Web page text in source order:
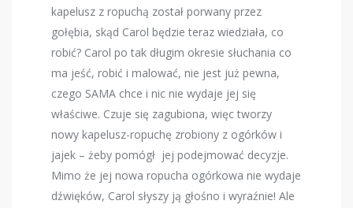
kapelusz z ropuchą został porwany przez
gołębia, skąd Carol będzie teraz wiedziała, co
robić? Carol po tak długim okresie słuchania co
ma jeść, robić i malować, nie jest już pewna,
czego SAMA chce i nic nie wydaje jej się
właściwe. Czuje się zagubiona, więc tworzy
nowy kapelusz-ropuchę zrobiony z ogórków i
jajek – żeby pomógł jej podejmować decyzje.
Mimo że jej nowa ropucha ogórkowa nie wydaje
dźwięków, Carol słyszy ją głośno i wyraźnie! Ale